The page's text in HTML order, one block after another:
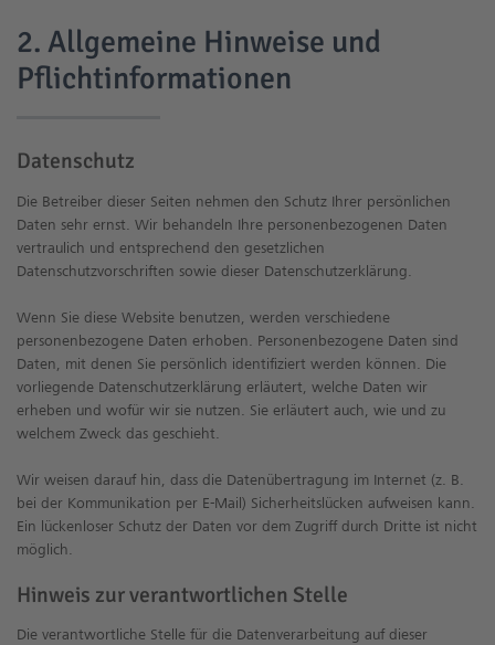
2. Allgemeine Hinweise und
Pflicht­informationen
Datenschutz
Die Betreiber dieser Seiten nehmen den Schutz Ihrer persönlichen
Daten sehr ernst. Wir behandeln Ihre personenbezogenen Daten
vertraulich und entsprechend den gesetzlichen
Datenschutzvorschriften sowie dieser Datenschutzerklärung.
Wenn Sie diese Website benutzen, werden verschiedene
personenbezogene Daten erhoben. Personenbezogene Daten sind
Daten, mit denen Sie persönlich identifiziert werden können. Die
vorliegende Datenschutzerklärung erläutert, welche Daten wir
erheben und wofür wir sie nutzen. Sie erläutert auch, wie und zu
welchem Zweck das geschieht.
Wir weisen darauf hin, dass die Datenübertragung im Internet (z. B.
bei der Kommunikation per E-Mail) Sicherheitslücken aufweisen kann.
Ein lückenloser Schutz der Daten vor dem Zugriff durch Dritte ist nicht
möglich.
Hinweis zur verantwortlichen Stelle
Die verantwortliche Stelle für die Datenverarbeitung auf dieser